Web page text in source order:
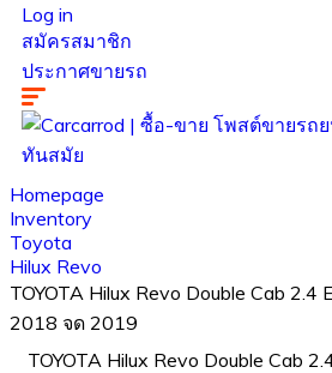
Log in
สมัครสมาชิก
ประกาศขายรถ
Homepage
Inventory
Toyota
Hilux Revo
TOYOTA Hilux Revo Double Cab 2.4
2018 จด 2019
TOYOTA Hilux Revo Double Cab